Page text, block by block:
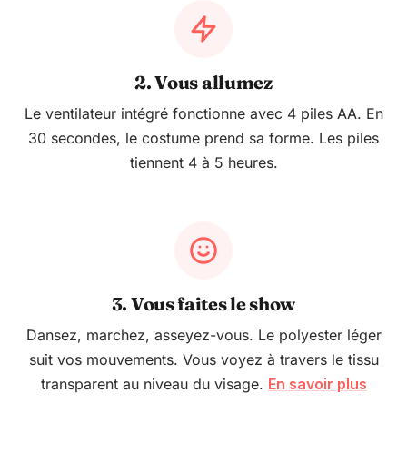
2. Vous allumez
Le ventilateur intégré fonctionne avec 4 piles AA. En
30 secondes, le costume prend sa forme. Les piles
tiennent 4 à 5 heures.
3. Vous faites le show
Dansez, marchez, asseyez-vous. Le polyester léger
suit vos mouvements. Vous voyez à travers le tissu
transparent au niveau du visage. En savoir plus